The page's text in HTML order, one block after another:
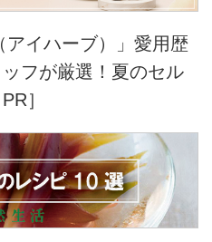
イハーブ）」愛用歴
フが厳選！夏のセル
］